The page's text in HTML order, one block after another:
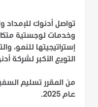
تواصل أدنوك للإمداد
وخدمات لوجستية
إستراتيجيتها للنمو،
التويع الأكبر لشركة
من المقرر تسليم
عام 2025.